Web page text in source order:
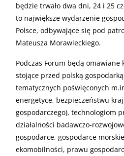
będzie trwało dwa dni, 24 i 25
to największe wydarzenie
Polsce, odbywające się pod
Mateusza Morawieckiego.
Podczas Forum będą omawiane
stojące przed polską
tematycznych poświęconych
energetyce, bezpieczeństwu
gospodarczego), technologiom
działalności badawczo-
gospodarce, gospodarce
ekomobilności, prawu